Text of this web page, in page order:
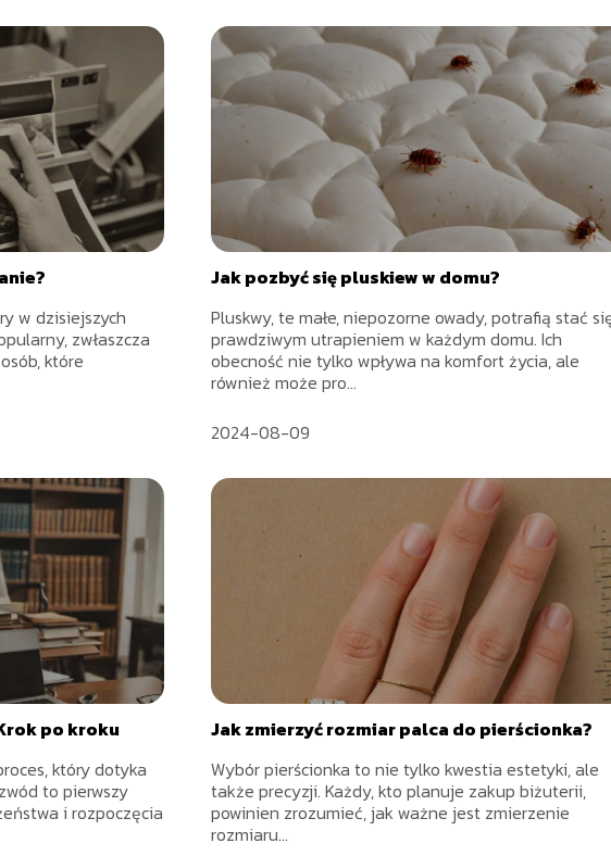
w dzisiejszych
zwłaszcza
które
Jak pozbyć się pluskiew w domu?
Pluskwy, te małe, niepozorne owady, potrafią stać
prawdziwym utrapieniem w każdym domu. Ich
obecność nie tylko wpływa na komfort życia, ale
również może pro...
2024-08-09
po kroku
który dotyka
to pierwszy
i rozpoczęcia
Jak zmierzyć rozmiar palca do pierścionka?
Wybór pierścionka to nie tylko kwestia estetyki, ale
także precyzji. Każdy, kto planuje zakup biżuterii,
powinien zrozumieć, jak ważne jest zmierzenie
rozmiaru...